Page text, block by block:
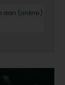
aan (online)